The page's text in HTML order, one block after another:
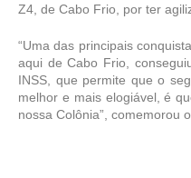
Z4, de Cabo Frio, por ter
“Uma das principais
aqui de Cabo Frio,
INSS, que permite que o
melhor e mais elogiável, é
nossa Colônia”, comemorou